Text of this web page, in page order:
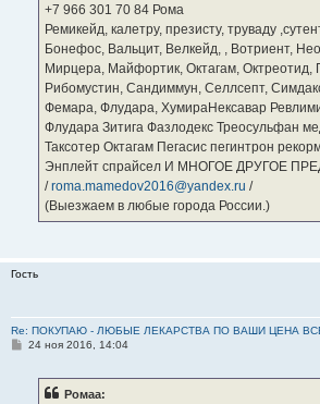
‪+7 966 301 70 84‬ Рома
Ремикейд, калетру, презисту, труваду
Бонефос, Вальцит, Велкейд, , Вотриент,
Мирцера, Майфортик, Октагам, Октреотид,
Рибомустин, Сандиммун, Селлсепт,
Фемара, Флудара, ХумираНексавар
Флудара Зитига Фазлодекс Треосульфан
Таксотер Октагам Пегасис пегинтрон
Энплейт спрайсел И МНОГОЕ ДРУГОЕ
/roma.mamedov2016@yandex.ru /
(Выезжаем в любые города России.)
Гость
Re: ПОКУПАЮ - ЛЮБЫЕ ЛЕКАРСТВА ПО ВАШИ ЦЕНА
С24 ноя 2016, 14:04
Ромаа: